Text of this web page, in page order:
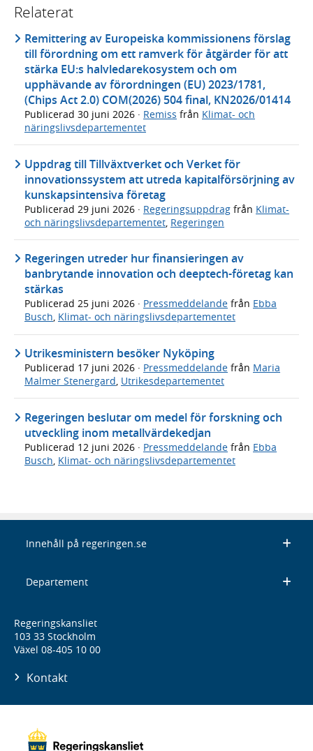
Relaterat
Remittering av Europeiska kommissionens förslag
till förordning om ett ramverk för åtgärder för att
stärka EU:s halvledarekosystem och om
upphävande av förordningen (EU) 2023/1781,
(Chips Act 2.0) COM(2026) 504 final, KN2026/01414
Publicerad 30 juni 2026 · Remiss från Klimat- och
näringslivsdepartementet
Uppdrag till Tillväxtverket och Verket för
innovationssystem att utreda kapitalförsörjning av
kunskapsintensiva företag
Publicerad 29 juni 2026 · Regeringsuppdrag från Klimat-
och näringslivsdepartementet Regeringen
Regeringen utreder hur finansieringen av
banbrytande innovation och deeptech-företag kan
stärkas
Publicerad 25 juni 2026 · Pressmeddelande från Ebba
Busch, Klimat- och näringslivsdepartementet
Utrikesministern besöker Nyköping
Publicerad 17 juni 2026 · Pressmeddelande från Maria
Malmer Stenergard, Utrikesdepartementet
Regeringen beslutar om medel för forskning och
utveckling inom metallvärdekedjan
Publicerad 12 juni 2026 · Pressmeddelande från Ebba
Busch Klimat- och näringslivsdepartementet
Innehåll på regeringen.se
Departement
Regeringskansliet
103 33 Stockholm
Växel 08-405 10 00
Kontakt